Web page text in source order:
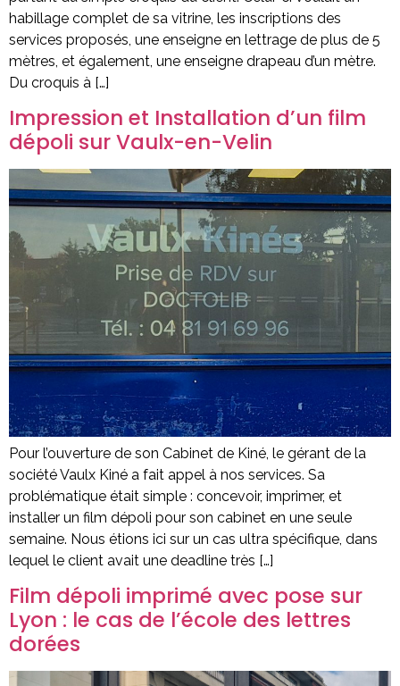
habillage complet de sa vitrine, les inscriptions des
services proposés, une enseigne en lettrage de plus de 5
mètres, et également, une enseigne drapeau d’un mètre.
Du croquis à […]
Impression et Installation d’un film
dépoli sur Vaulx-en-Velin
Pour l’ouverture de son Cabinet de Kiné, le gérant de la
société Vaulx Kiné a fait appel à nos services. Sa
problématique était simple : concevoir, imprimer, et
installer un film dépoli pour son cabinet en une seule
semaine. Nous étions ici sur un cas ultra spécifique, dans
lequel le client avait une deadline très […]
Film dépoli imprimé avec pose sur
Lyon : le cas de l’école des lettres
dorées